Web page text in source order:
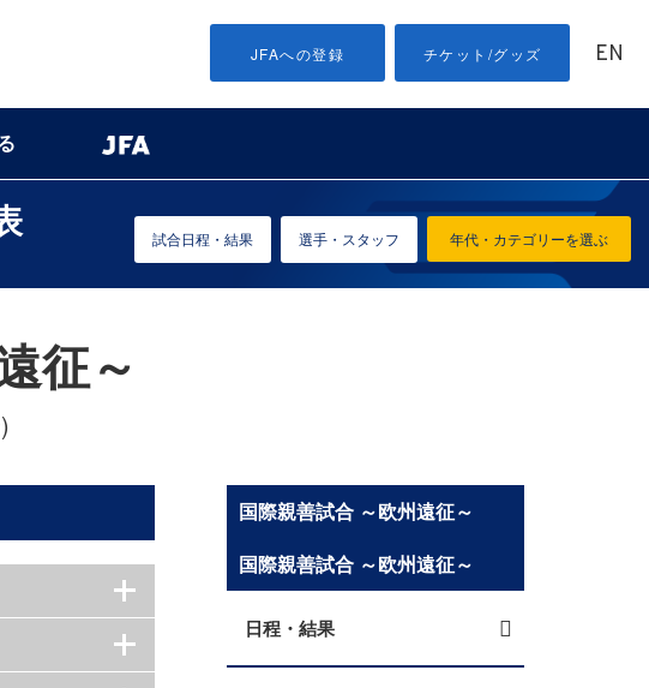
JFAへの登録 チケット/グッズ EN
年代・カテゴリーを選ぶ
試合日程・結果 選手・スタッフ
征～
国際親善試合 ～欧州遠征～
国際親善試合 ～欧州遠征～
日程・結果